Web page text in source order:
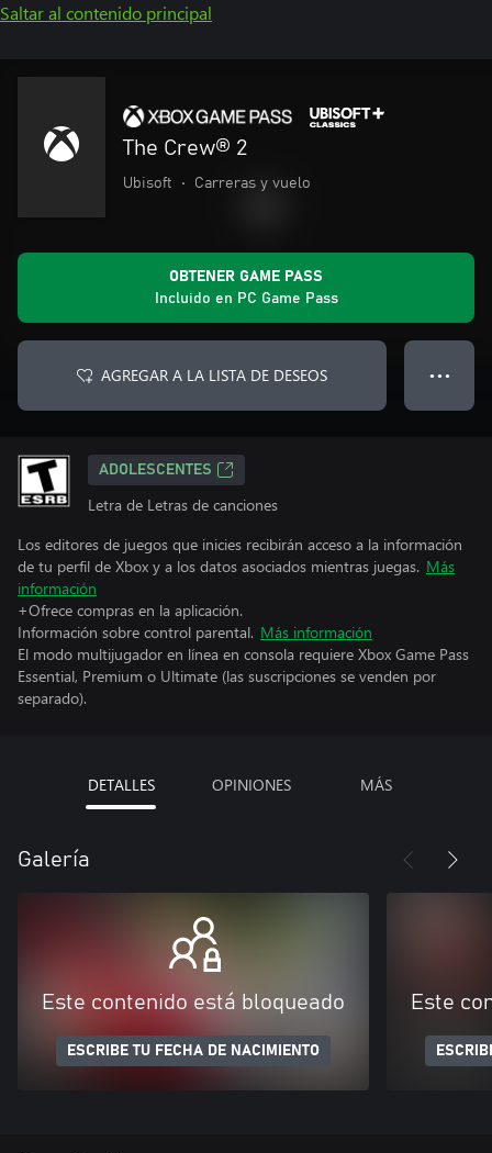
Saltar al contenido principal
The Crew® 2
Ubisoft • Carreras y vuelo
OBTENER GAME PASS
Incluido en PC Game Pass
AGREGAR A LA LISTA DE DESEOS ● ● ●
ADOLESCENTES
Letra de Letras de canciones
Los editores de juegos que inicies recibirán acceso a la información
de tu perfil de Xbox y a los datos asociados mientras juegas. Más
información
+Ofrece compras en la aplicación.
Información sobre control parental. Más información
El modo multijugador en línea en consola requiere Xbox Game Pass
Essential, Premium o Ultimate (las suscripciones se venden por
separado).
DETALLES OPINIONES MÁS
Galería
Este contenido está bloqueado
ESCRIBE TU FECHA DE NACIMIENTO
Este